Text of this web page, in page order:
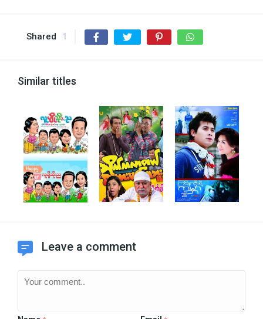
Shared 1
Similar titles
Leave a comment